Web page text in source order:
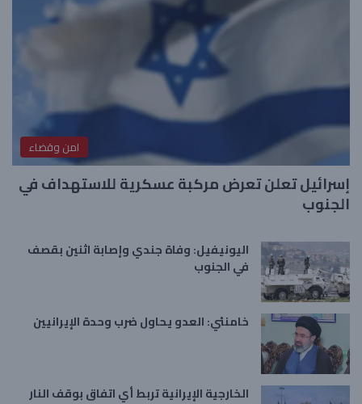
امن وقضاء
إسرائيل تعلن تعرض مركبة عسكرية للاستهداف في
الجنوب
اليونيفيل: وفاة جندي وإصابة اثنين بقصف
في الجنوب
خامنئي: العدو يحاول ضرب وحدة الإيرانيين
الخارجية الإيرانية تربط أي اتفاق بوقف النار